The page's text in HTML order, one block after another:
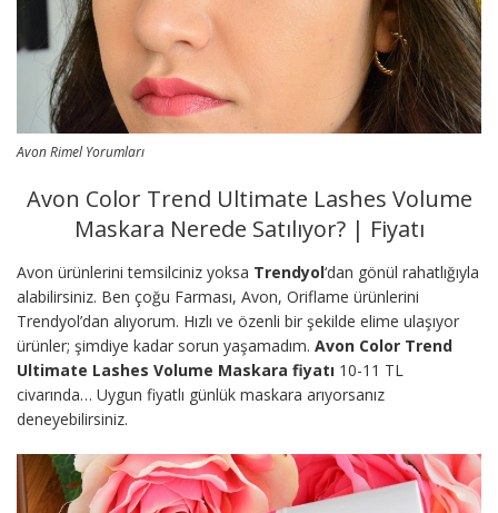
Avon Rimel Yorumları
Avon Color Trend Ultimate Lashes Volume
Maskara Nerede Satılıyor? | Fiyatı
Avon ürünlerini temsilciniz yoksa Trendyol‘dan gönül rahatlığıyla
alabilirsiniz. Ben çoğu Farması, Avon, Oriflame ürünlerini
Trendyol’dan alıyorum. Hızlı ve özenli bir şekilde elime ulaşıyor
ürünler; şimdiye kadar sorun yaşamadım. Avon Color Trend
Ultimate Lashes Volume Maskara fiyatı 10-11 TL
civarında… Uygun fiyatlı günlük maskara arıyorsanız
deneyebilirsiniz.